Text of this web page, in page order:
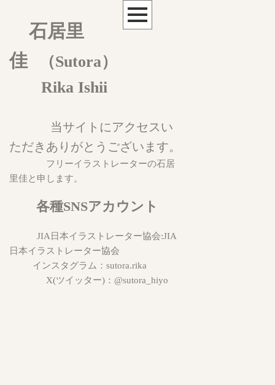
石居里
佳
（Sutora）
Rika Ishii
当サイトにアクセスい
ただきありがとうございます。
フリーイラストレーターの石居
里佳と申します。
各種SNSアカウント
JIA日本イラストレーター協会:JIA
日本イラストレーター協会
インスタグラム： sutora.rika
X(ツイッター)： @sutora_hiyo